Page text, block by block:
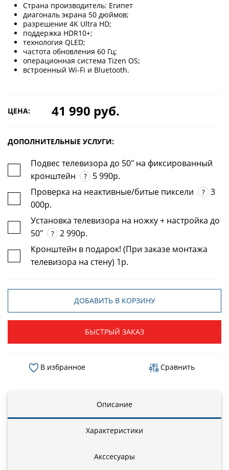
Страна производитель: Египет
диагональ экрана 50 дюймов;
разрешение 4K Ultra HD;
поддержка HDR10+;
технология QLED;
частота обновления 60 Гц;
операционная система Tizen OS;
встроенный Wi-Fi и Bluetooth.
ЦЕНА: 41 990 руб.
ДОПОЛНИТЕЛЬНЫЕ УСЛУГИ:
Подвес телевизора до 50" на фиксированный
кронштейн
?
5 990р.
Проверка на неактивные/битые пиксели
?
3
000р.
Установка телевизора на ножку + настройка до
50"
?
2 990р.
Кронштейн в подарок! (При заказе монтажа
телевизора на стену) 1р.
ДОБАВИТЬ В КОРЗИНУ
БЫСТРЫЙ ЗАКАЗ
В избранное Сравнить
Описание
Характеристики
Акссесуары